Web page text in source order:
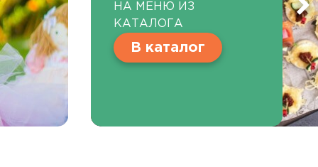
НА МЕНЮ ИЗ
КАТАЛОГА
В каталог